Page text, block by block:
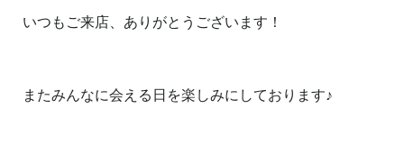
いつもご来店、ありがとうございます！
またみんなに会える日を楽しみにしております♪